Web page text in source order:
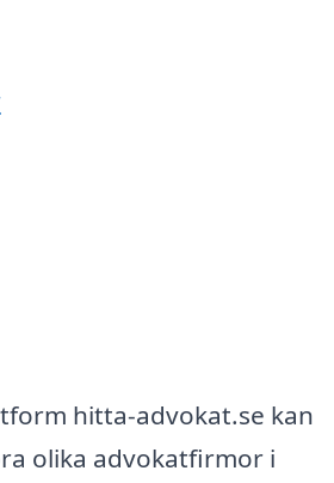
hitta-advokat.se kan
olika advokatfirmor i